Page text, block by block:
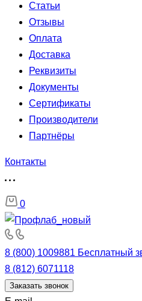
Статьи
Отзывы
Оплата
Доставка
Реквизиты
Документы
Сертификаты
Производители
Партнёры
Контакты
0
8 (800) 1009881 Бесплатный
8 (812) 6071118
Заказать звонок